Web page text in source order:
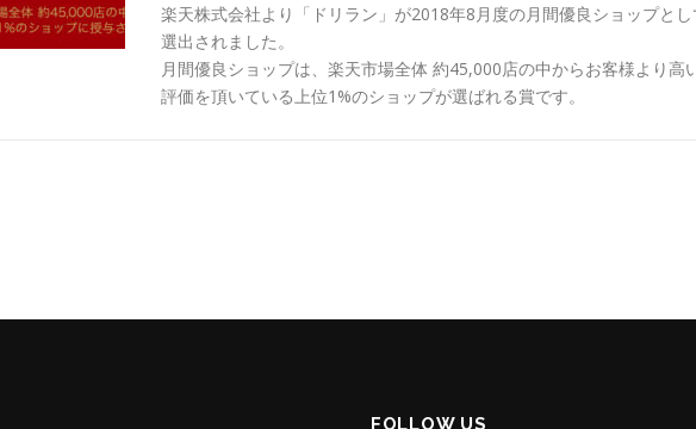
楽天株式会社より「ドリラン」が2018年8月度の月間優良ショップとし
選出されました。
月間優良ショップは、楽天市場全体 約45,000店の中からお客様より高
評価を頂いている上位1%のショップが選ばれる賞です。
FOLLOW US